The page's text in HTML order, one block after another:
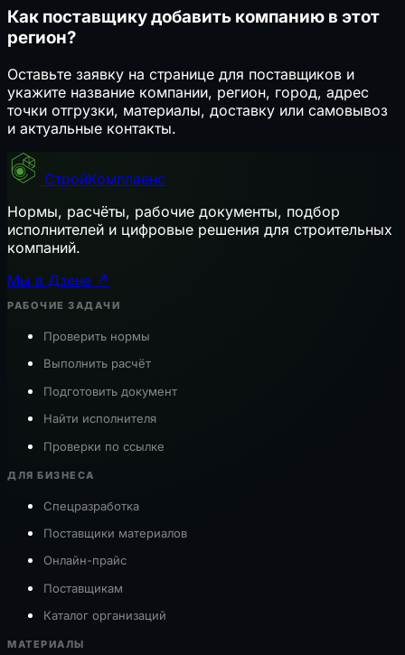
Как поставщику добавить компанию в этот
регион?
Оставьте заявку на странице для поставщиков и
укажите название компании, регион, город, адрес
точки отгрузки, материалы, доставку или самовывоз
и актуальные контакты.
СтройКомплаенс
Нормы, расчёты, рабочие документы, подбор
исполнителей и цифровые решения для строительных
компаний.
Мы в Дзене ↗
РАБОЧИЕ ЗАДАЧИ
Проверить нормы
Выполнить расчёт
Подготовить документ
Найти исполнителя
Проверки по ссылке
ДЛЯ БИЗНЕСА
Спецразработка
Поставщики материалов
Онлайн-прайс
Поставщикам
Каталог организаций
МАТЕРИАЛЫ